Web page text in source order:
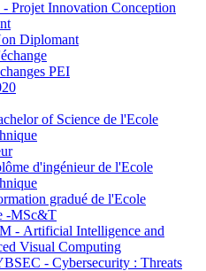
Projet Innovation Conception
Diplomant
PEI
of Science de l'Ecole
d'ingénieur de l'Ecole
gradué de l'Ecole
-MSc&T
- Artificial Intelligence and
Visual Computing
- Cybersecurity : Threats